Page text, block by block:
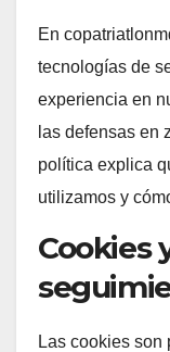
En
tecnologías de
experiencia en
las defensas en
política explica
utilizamos y
Cookies
Las cookies son